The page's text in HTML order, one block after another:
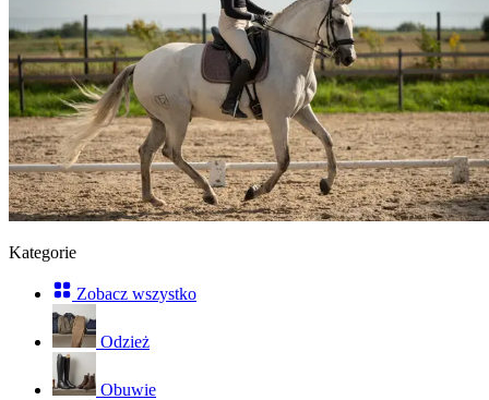
Kategorie
Zobacz wszystko
Odzież
Obuwie